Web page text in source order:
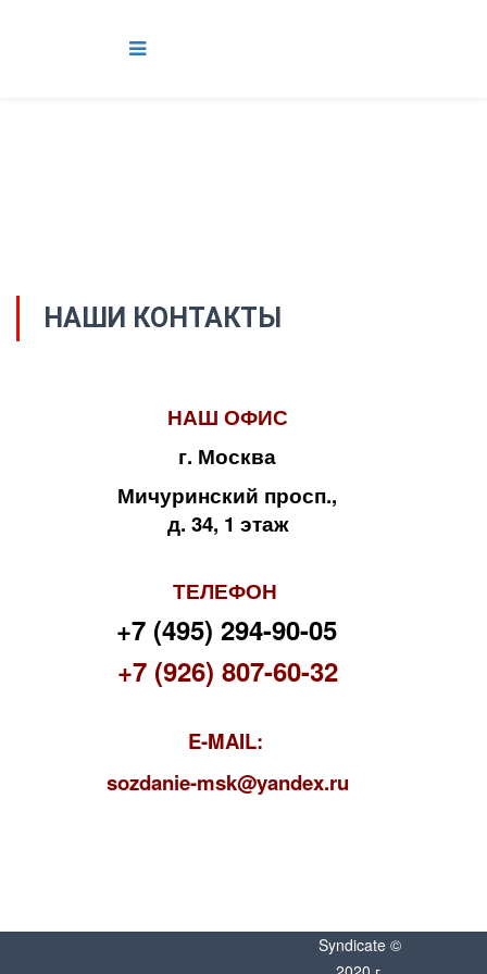
НАШИ КОНТАКТЫ
НАШ ОФИС
г. Москва
Мичуринский просп.,
д. 34, 1 этаж
ТЕЛЕФОН
+7 (495) 294-90-05
+7 (926) 807-60-32
E-MAIL:
sozdanie-msk@yandex.ru
Syndicate ©